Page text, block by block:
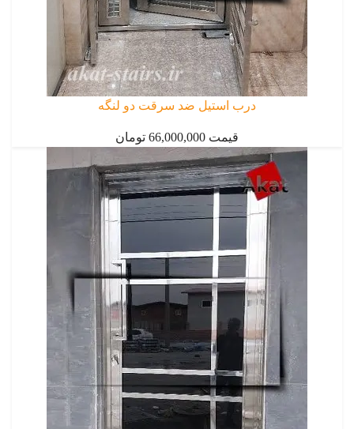
درب استیل ضد سرقت دو لنگه
قیمت 66,000,000 تومان